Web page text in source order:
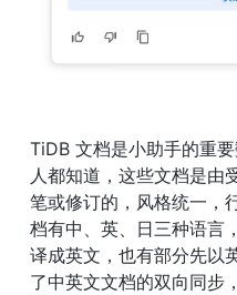
TiDB 文档是小助手的重
人都知道，这些文档是由
笔或修订的，风格统一，
档有中、英、日三种语言
译成英文，也有部分先以
了中英文文档的双向同步